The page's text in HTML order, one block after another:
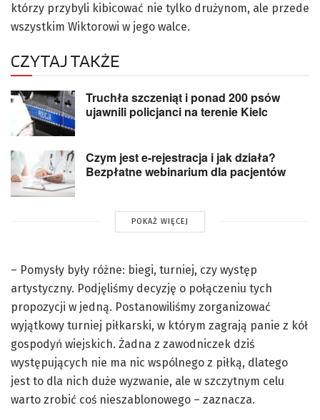
którzy przybyli kibicować nie tylko drużynom, ale przede
wszystkim Wiktorowi w jego walce.
CZYTAJ TAKŻE
Truchła szczeniąt i ponad 200 psów
ujawnili policjanci na terenie Kielc
Czym jest e-rejestracja i jak działa?
Bezpłatne webinarium dla pacjentów
POKAŻ WIĘCEJ
– Pomysły były różne: biegi, turniej, czy występ
artystyczny. Podjęliśmy decyzję o połączeniu tych
propozycji w jedną. Postanowiliśmy zorganizować
wyjątkowy turniej piłkarski, w którym zagrają panie z kół
gospodyń wiejskich. Żadna z zawodniczek dziś
występujących nie ma nic wspólnego z piłką, dlatego
jest to dla nich duże wyzwanie, ale w szczytnym celu
warto zrobić coś nieszablonowego – zaznacza.